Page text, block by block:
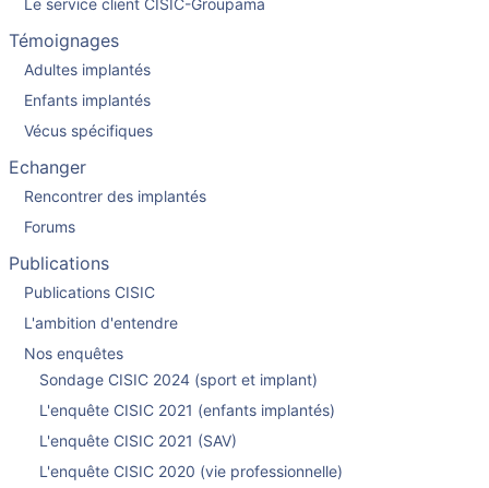
Témoignages
Adultes implantés
Enfants implantés
Vécus spécifiques
Echanger
Rencontrer des implantés
Forums
Publications
Publications CISIC
L'ambition d'entendre
Nos enquêtes
Sondage CISIC 2024 (sport et implant)
L'enquête CISIC 2021 (enfants implantés)
L'enquête CISIC 2021 (SAV)
L'enquête CISIC 2020 (vie professionnelle)